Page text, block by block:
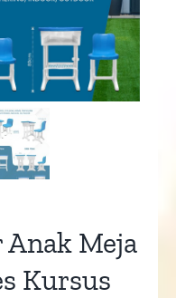
Anak Meja
Kursus